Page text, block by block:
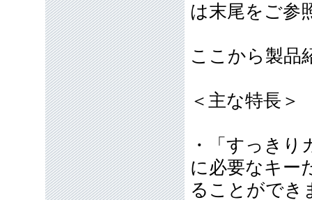
は末尾をご参
ここから製品
＜主な特長＞
・「すっき
に必要なキー
ることができ